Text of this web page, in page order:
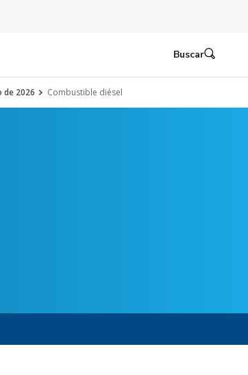
Buscar
de 2026 Combustible diésel